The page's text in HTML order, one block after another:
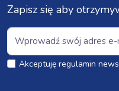
Zapisz się aby
Akceptuję regulamin